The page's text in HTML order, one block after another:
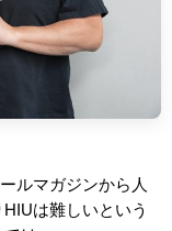
ルマガジンから人
は難しいという